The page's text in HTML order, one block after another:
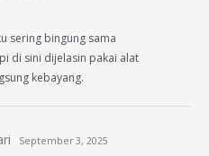
sering bingung sama
di sini dijelasin pakai alat
kebayang.
September 3, 2025